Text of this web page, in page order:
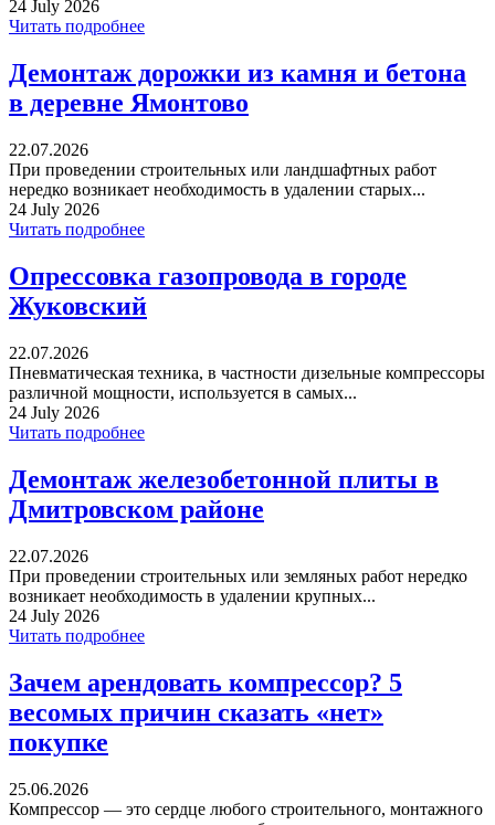
24 July 2026
Читать подробнее
Демонтаж дорожки из камня и бетона
в деревне Ямонтово
22.07.2026
При проведении строительных или ландшафтных работ
нередко возникает необходимость в удалении старых...
24 July 2026
Читать подробнее
Опрессовка газопровода в городе
Жуковский
22.07.2026
Пневматическая техника, в частности дизельные компрессоры
различной мощности, используется в самых...
24 July 2026
Читать подробнее
Демонтаж железобетонной плиты в
Дмитровском районе
22.07.2026
При проведении строительных или земляных работ нередко
возникает необходимость в удалении крупных...
24 July 2026
Читать подробнее
Зачем арендовать компрессор? 5
весомых причин сказать «нет»
покупке
25.06.2026
Компрессор — это сердце любого строительного, монтажного